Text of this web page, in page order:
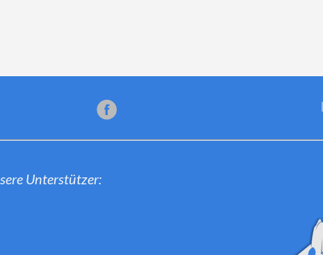
Unterstützer: